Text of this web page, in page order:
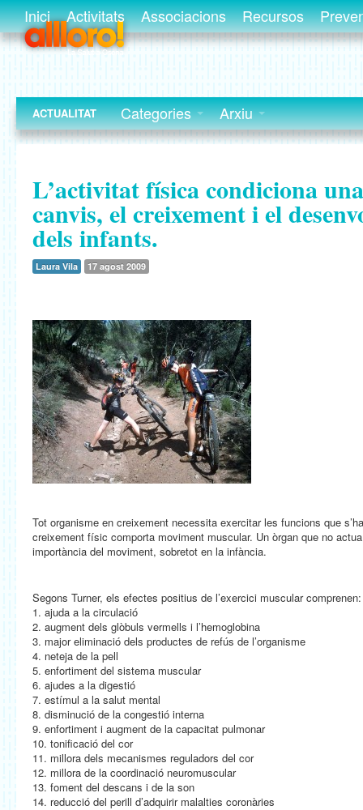
Inici Activitats Associacions Recursos
ACTUALITAT Categories Arxiu
L’activitat física condiciona
canvis, el creixement i el
dels infants.
Laura Vila 17 agost 2009
Tot organisme en creixement necessita exercitar les funcions que
creixement físic comporta moviment muscular. Un òrgan que no
importància del moviment, sobretot en la infància.
Segons Turner, els efectes positius de l’exercici muscular comprenen:
1. ajuda a la circulació
2. augment dels glòbuls vermells i l’hemoglobina
3. major eliminació dels productes de refús de l’organisme
4. neteja de la pell
5. enfortiment del sistema muscular
6. ajudes a la digestió
7. estímul a la salut mental
8. disminució de la congestió interna
9. enfortiment i augment de la capacitat pulmonar
10. tonificació del cor
11. millora dels mecanismes reguladors del cor
12. millora de la coordinació neuromuscular
13. foment del descans i de la son
14. reducció del perill d’adquirir malalties coronàries